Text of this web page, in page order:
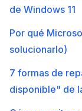
de Windows 11
Por qué
solucionarlo)
7 formas de
disponible" de